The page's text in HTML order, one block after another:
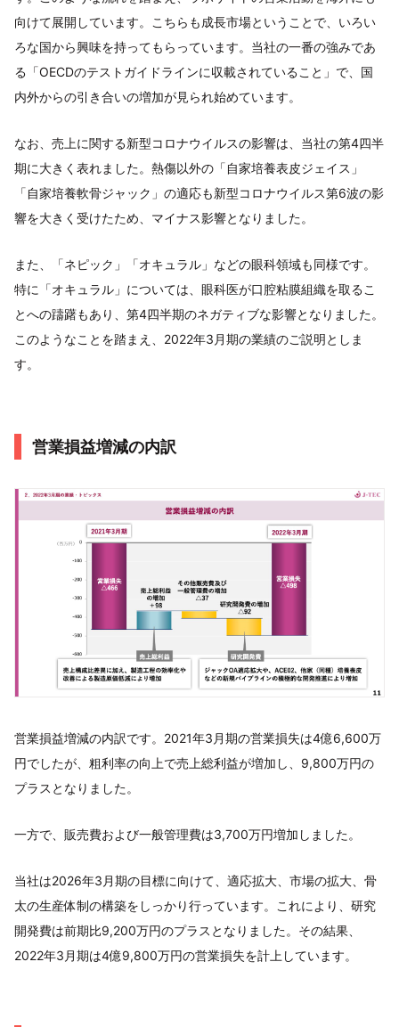
向けて展開しています。こちらも成長市場ということで、いろい
ろな国から興味を持ってもらっています。当社の一番の強みであ
る「OECDのテストガイドラインに収載されていること」で、国
内外からの引き合いの増加が見られ始めています。
なお、売上に関する新型コロナウイルスの影響は、当社の第4四半
期に大きく表れました。熱傷以外の「自家培養表皮ジェイス」
「自家培養軟骨ジャック」の適応も新型コロナウイルス第6波の影
響を大きく受けたため、マイナス影響となりました。
また、「ネピック」「オキュラル」などの眼科領域も同様です。
特に「オキュラル」については、眼科医が口腔粘膜組織を取るこ
とへの躊躇もあり、第4四半期のネガティブな影響となりました。
このようなことを踏まえ、2022年3月期の業績のご説明としま
す。
営業損益増減の内訳
営業損益増減の内訳です。2021年3月期の営業損失は4億6,600万
円でしたが、粗利率の向上で売上総利益が増加し、9,800万円の
プラスとなりました。
一方で、販売費および一般管理費は3,700万円増加しました。
当社は2026年3月期の目標に向けて、適応拡大、市場の拡大、骨
太の生産体制の構築をしっかり行っています。これにより、研究
開発費は前期比9,200万円のプラスとなりました。その結果、
2022年3月期は4億9,800万円の営業損失を計上しています。